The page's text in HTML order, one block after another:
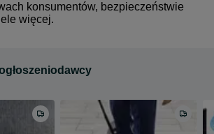
konsumentów, bezpieczeństwie
więcej.